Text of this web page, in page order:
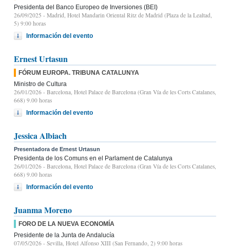
Presidenta del Banco Europeo de Inversiones (BEI)
26/09/2025 - Madrid, Hotel Mandarin Oriental Ritz de Madrid (Plaza de la Lealtad,
5) 9:00 horas
Información del evento
Ernest Urtasun
FÓRUM EUROPA. TRIBUNA CATALUNYA
Ministro de Cultura
26/01/2026 - Barcelona, Hotel Palace de Barcelona (Gran Vía de les Corts Catalanes,
668) 9.00 horas
Información del evento
Jessica Albiach
Presentadora de Ernest Urtasun
Presidenta de los Comuns en el Parlament de Catalunya
26/01/2026 - Barcelona, Hotel Palace de Barcelona (Gran Vía de les Corts Catalanes,
668) 9.00 horas
Información del evento
Juanma Moreno
FORO DE LA NUEVA ECONOMÍA
Presidente de la Junta de Andalucía
07/05/2026 - Sevilla, Hotel Alfonso XIII (San Fernando, 2) 9:00 horas